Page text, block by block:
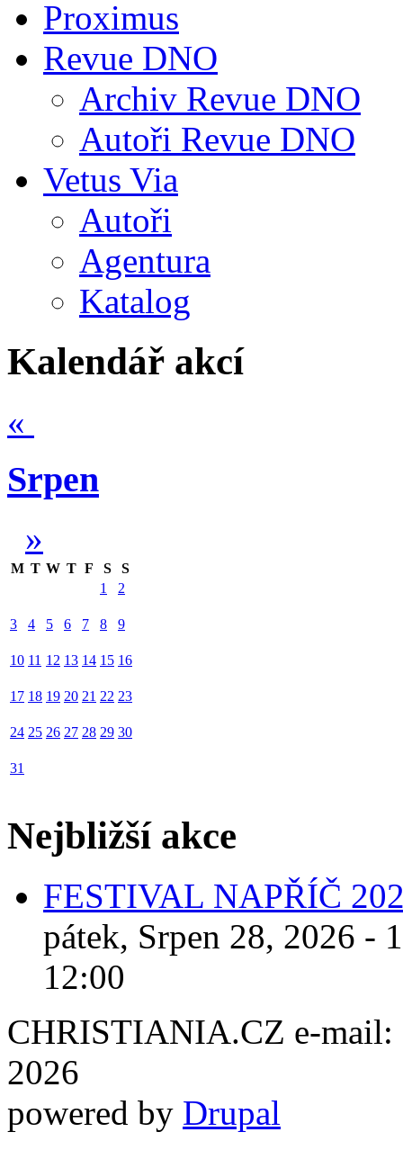
Proximus
Revue DNO
Archiv Revue DNO
Autoři Revue DNO
Vetus Via
Autoři
Agentura
Katalog
Kalendář akcí
«
Srpen
»
M T W T F S
S
1
2
3 4 5 6 7 8 9
10 11 12 13 14 15 16
17 18 19 20 21 22 23
24 25 26 27 28 29 30
31
Nejbližší akce
FESTIVAL NAPŘÍČ
pátek, Srpen 28, 2026 -
12:00
CHRISTIANIA.CZ e-mail:
2026
powered by Drupal